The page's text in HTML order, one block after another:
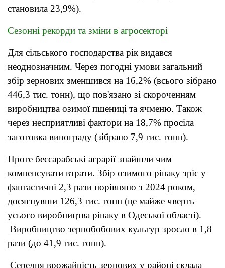
становила 23,9%).
Сезонні рекорди та зміни в агросекторі
Для сільського господарства рік видався
неоднозначним. Через погодні умови загальний
збір зернових зменшився на 16,2% (всього зібрано
446,3 тис. тонн), що пов'язано зі скороченням
виробництва озимої пшениці та ячменю. Також
через несприятливі фактори на 18,7% просіла
заготовка винограду (зібрано 7,9 тис. тонн).
Проте бессарабські аграрії знайшли чим
компенсувати втрати. Збір озимого ріпаку зріс у
фантастичні 2,3 рази порівняно з 2024 роком,
досягнувши 126,3 тис. тонн (це майже чверть
усього виробництва ріпаку в Одеської області).
Виробництво зернобобових культур зросло в 1,8
рази (до 41,9 тис. тонн).
Середня врожайність зернових у районі склала